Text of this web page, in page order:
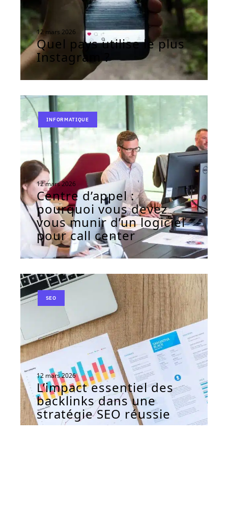
12 mars 2026
Quel pays utilise le plus
Instagram ?
INFORMATIQUE
12 mars 2026
Centre d’appel :
pourquoi vous devez
vous munir d’un logiciel
pour call center
SEO
12 mars 2026
L’impact essentiel des
backlinks dans une
stratégie SEO réussie